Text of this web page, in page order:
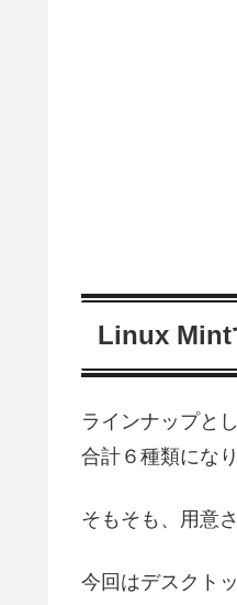
Linux Mint
ラインナップと
合計６種類になり
そもそも、用意
今回はデスクト